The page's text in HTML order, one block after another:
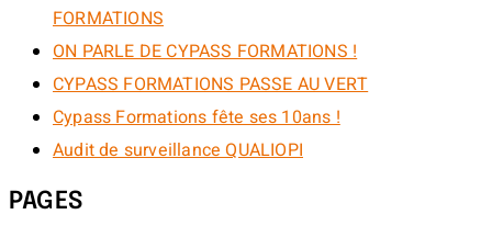
FORMATIONS
ON PARLE DE CYPASS FORMATIONS !
CYPASS FORMATIONS PASSE AU VERT
Cypass Formations fête ses 10ans !
Audit de surveillance QUALIOPI
PAGES